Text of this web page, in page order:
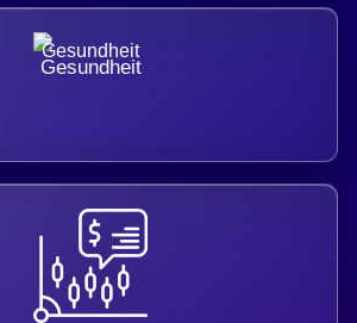
Gesundheit